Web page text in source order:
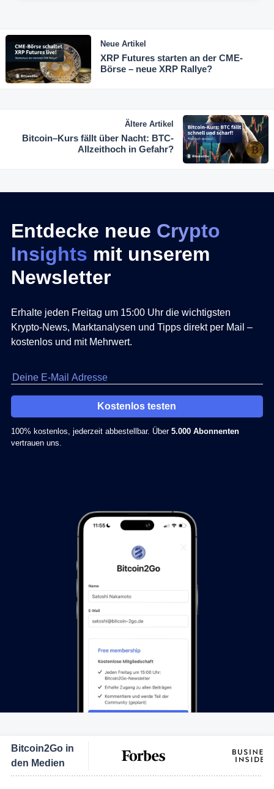
Neue Artikel
XRP Futures starten an der CME-
Börse – neue XRP Rallye?
Ältere Artikel
Bitcoin–Kurs fällt über Nacht: BTC-
Allzeithoch in Gefahr?
Entdecke neue Crypto
Insights mit unserem
Newsletter
Erhalte jeden Freitag um 15:00 Uhr die wichtigsten
Krypto-News, Marktanalysen und Tipps direkt per Mail –
kostenlos und mit Mehrwert.
Kostenlos testen
100% kostenlos, jederzeit abbestellbar. Über 5.000 Abonnenten
vertrauen uns.
Bitcoin2Go in
den Medien